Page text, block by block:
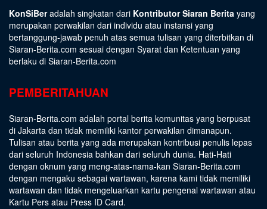
KonSiBeradalah singkatan dari Kontributor Siaran Berita yang
merupakan perwakilan dari individu atau instansi yang
bertanggung-jawab penuh atas semua tulisan yang diterbitkan di
Siaran-Berita.com sesuai dengan Syarat dan Ketentuan yang
berlaku di Siaran-Berita.com
PEMBERITAHUAN
Siaran-Berita.com adalah portal berita komunitas yang berpusat
di Jakarta dan tidak memiliki kantor perwakilan dimanapun.
Tulisan atau berita yang ada merupakan kontribusi penulis lepas
dari seluruh Indonesia bahkan dari seluruh dunia. Hati-Hati
dengan oknum yang meng-atas-nama-kan Siaran-Berita.com
dengan mengaku sebagai wartawan, karena kami tidak memiliki
wartawan dan tidak mengeluarkan kartu pengenal wartawan atau
Kartu Pers atau Press ID Card.